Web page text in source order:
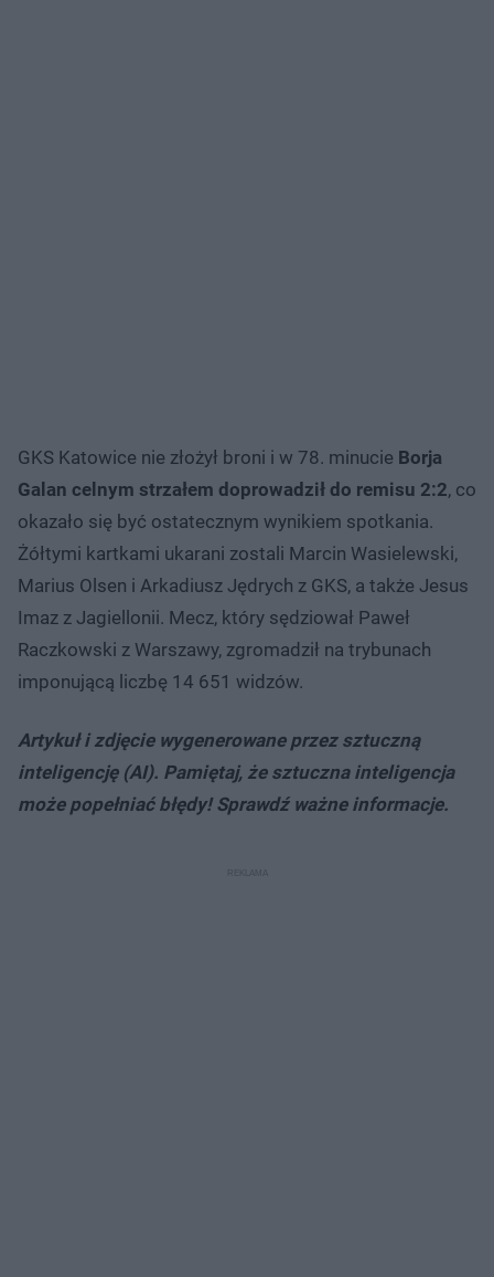
GKS Katowice nie złożył broni i w 78. minucie Borja
Galan celnym strzałem doprowadził do remisu 2:2, co
okazało się być ostatecznym wynikiem spotkania.
Żółtymi kartkami ukarani zostali Marcin Wasielewski,
Marius Olsen i Arkadiusz Jędrych z GKS, a także Jesus
Imaz z Jagiellonii. Mecz, który sędziował Paweł
Raczkowski z Warszawy, zgromadził na trybunach
imponującą liczbę 14 651 widzów.
Artykuł i zdjęcie wygenerowane przez sztuczną
inteligencję (AI). Pamiętaj, że sztuczna inteligencja
może popełniać błędy! Sprawdź ważne informacje.